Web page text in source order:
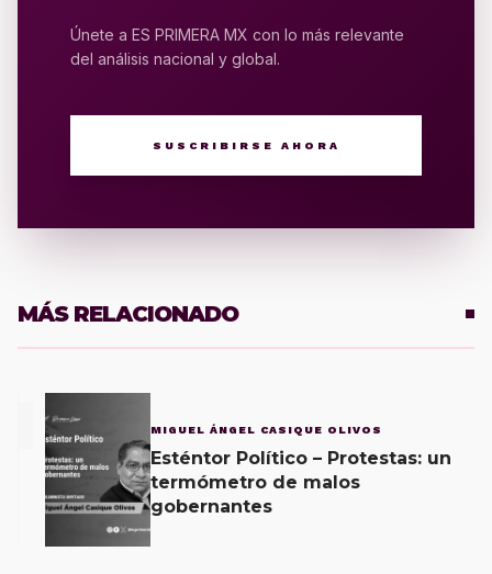
Únete a ES PRIMERA MX con lo más relevante
del análisis nacional y global.
SUSCRIBIRSE AHORA
MÁS RELACIONADO
MIGUEL ÁNGEL CASIQUE OLIVOS
Esténtor Político – Protestas: un
termómetro de malos
gobernantes